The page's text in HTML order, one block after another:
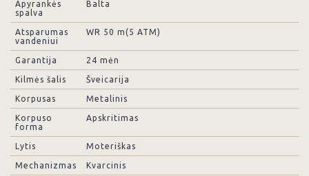
Apyrankės
spalva
Balta
Atsparumas
vandeniui
WR 50 m(5 ATM)
Garantija 24 mėn
Kilmės šalis Šveicarija
Korpusas Metalinis
Korpuso
forma
Apskritimas
Lytis Moteriškas
Mechanizmas Kvarcinis